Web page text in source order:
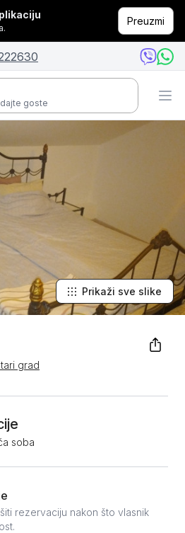
Preuzmi
goste
grad
Prikaži sve slike
soba
rezervaciju nakon što vlasnik